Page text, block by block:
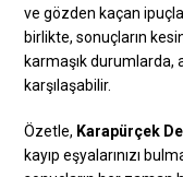
ve gözden kaçan
birlikte, sonuçların
karmaşık
karşılaşabilir.
Özetle, Karapürçek
kayıp eşyalarınızı